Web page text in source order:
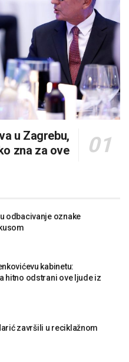
u Zagrebu,
zna za ove
odbacivanje oznake
kabinetu:
hitno odstrani ove ljude iz
završili u reciklažnom